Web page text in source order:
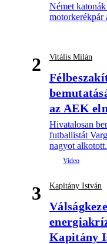
Német
motorkerékpár
2 Vitális Milán
az AEK
Hivatalosan
futballistát
nagyot alkotott.
3 Kapitány István
Kapitány